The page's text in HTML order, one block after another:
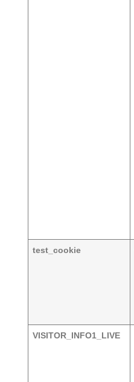
test_cookie
VISITOR_INFO1_LIVE